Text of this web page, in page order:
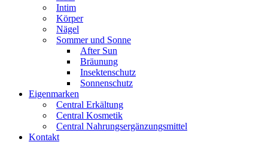
Intim
Körper
Nägel
Sommer und Sonne
After Sun
Bräunung
Insektenschutz
Sonnenschutz
Eigenmarken
Central Erkältung
Central Kosmetik
Central Nahrungsergänzungsmittel
Kontakt